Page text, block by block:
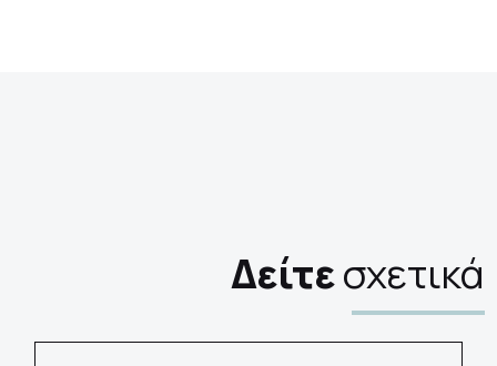
Δείτεσχετικά